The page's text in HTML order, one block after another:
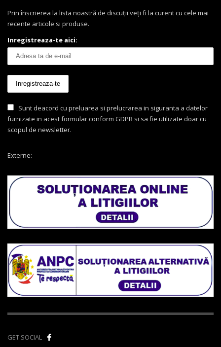
Prin înscrierea la lista noastră de discuții veți fi la curent cu cele mai
recente articole si produse.
Inregistreaza-te aici:
Sunt deacord cu preluarea si prelucrarea in siguranta a datelor
furnizate in acest formular conform GDPR si sa fie utilizate doar cu
scopul de newsletter.
Externe:
GET SOCIAL